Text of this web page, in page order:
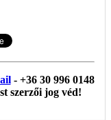
- +36 30 996 0148
szerzői jog véd!